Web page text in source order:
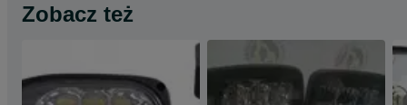
Zobacz też